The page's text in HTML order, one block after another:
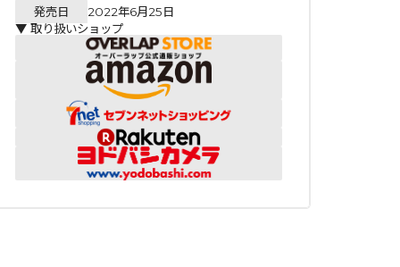
発売日
2022年6月25日
▼ 取り扱いショップ